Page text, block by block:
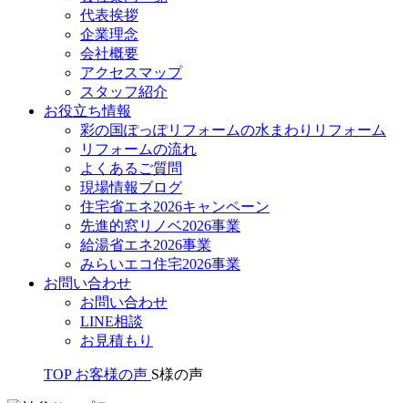
代表挨拶
企業理念
会社概要
アクセスマップ
スタッフ紹介
お役立ち情報
彩の国ぽっぽリフォームの水まわりリフォーム
リフォームの流れ
よくあるご質問
現場情報ブログ
住宅省エネ2026キャンペーン
先進的窓リノベ2026事業
給湯省エネ2026事業
みらいエコ住宅2026事業
お問い合わせ
お問い合わせ
LINE相談
お見積もり
TOP お客様の声 S様の声